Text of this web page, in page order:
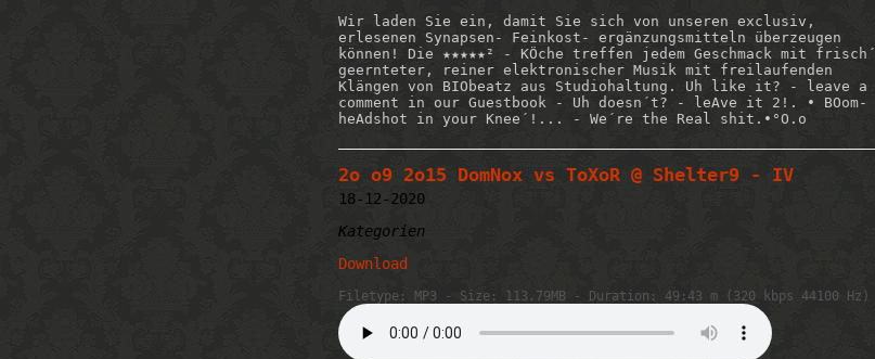
Wir laden Sie ein, damit Sie sich von unseren exclusiv,
erlesenen Synapsen- Feinkost- ergänzungsmitteln überzeugen
können! Die ★★★★★² - KÖche treffen jedem Geschmack mit frisch´
geernteter, reiner elektronischer Musik mit freilaufenden
Klängen von BIObeatz aus Studiohaltung. Uh like it? - leave a
comment in our Guestbook - Uh doesn´t? - leAve it 2!. • BOom-
heAdshot in your Knee´!... - We´re the Real shit.•°O.o
2o o9 2o15 DomNox vs ToXoR @ Shelter9 - IV
18-12-2020
Kategorien
Download
Filetype: MP3 - Size: 113.79MB - Duration: 49:43 m (320 kbps 44100 Hz)